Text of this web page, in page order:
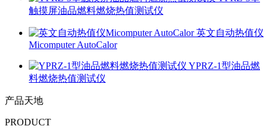
触摸屏油品燃料燃烧热值测试仪
英文自动热值仪
Micomputer AutoCalor
YPRZ-1型油品燃
料燃烧热值测试仪
产品天地
PRODUCT